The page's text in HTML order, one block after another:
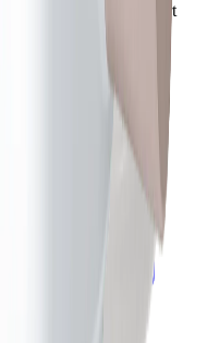
des objectifs de confort
réduire le goût et